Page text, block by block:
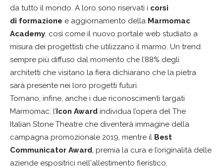
da tutto il mondo. A loro sono riservati i corsi
di formazione e aggiornamento della Marmomac
Academy, così come il nuovo portale web studiato a
misura dei progettisti che utilizzano il marmo. Un trend
sempre più diffuso dal momento che l’88% degli
architetti che visitano la fiera dichiarano che la pietra
sarà presente nei loro progetti futuri.
Tornano, infine, anche i due riconoscimenti targati
Marmomac: l’Icon Award individua l’opera del The
Italian Stone Theatre che diventerà immagine della
campagna promozionale 2019, mentre il Best
Communicator Award, premia la cura e l’originalità delle
aziende espositrici nell'allestimento fieristico.